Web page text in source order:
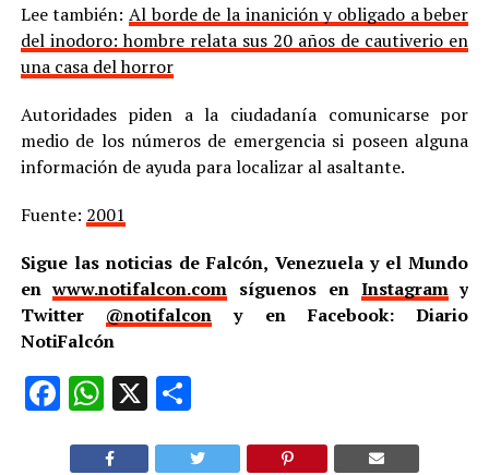
Lee también: Al borde de la inanición y obligado a beber
del inodoro: hombre relata sus 20 años de cautiverio en
una casa del horror
Autoridades piden a la ciudadanía comunicarse por
medio de los números de emergencia si poseen alguna
información de ayuda para localizar al asaltante.
Fuente: 2001
Sigue las noticias de Falcón, Venezuela y el Mundo
enwww.notifalcon.com síguenos en Instagramy
Twitter @notifalcon y en Facebook: Diario
NotiFalcón
Facebook
WhatsApp
X Compartir